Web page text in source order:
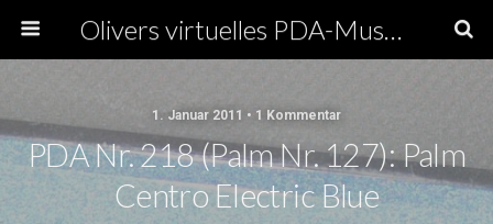
Olivers virtuelles PDA-Museum
1. Januar 2011 • 1 Kommentar
PDA Nr. 218 (Palm Nr. 127): Palm
Centro Electric Blue